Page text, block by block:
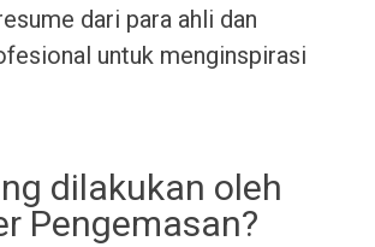
dari para ahli dan
untuk menginspirasi
dilakukan oleh
Pengemasan?